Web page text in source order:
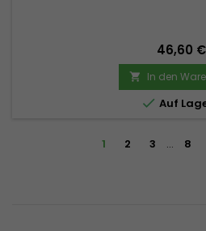
Preis
46,60 €
 In den
 Auf
1 2 3 … 8